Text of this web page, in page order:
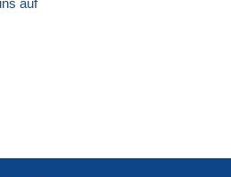
(Sendungsverfolgung)
perKredit-/Debitkarteoder
Favoriten hinzufügen